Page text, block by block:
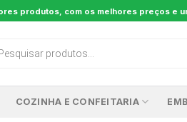
produtos, com os melhores preços e
COZINHA E CONFEITARIA